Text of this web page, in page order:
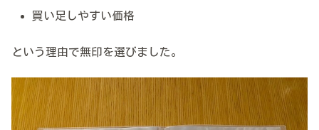
買い足しやすい価格
という理由で無印を選びました。